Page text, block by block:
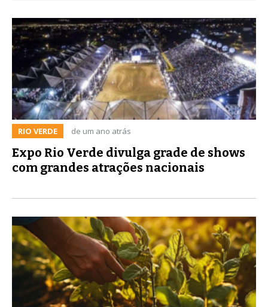
RIO VERDE de um ano atrás
Expo Rio Verde divulga grade de shows
com grandes atrações nacionais